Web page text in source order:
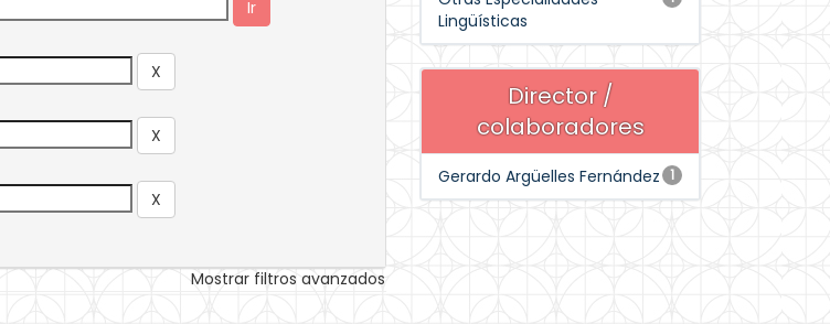
Mostrar filtros avanzados
Lingüísticas
Director /
colaboradores
1
Gerardo Argüelles Fernández